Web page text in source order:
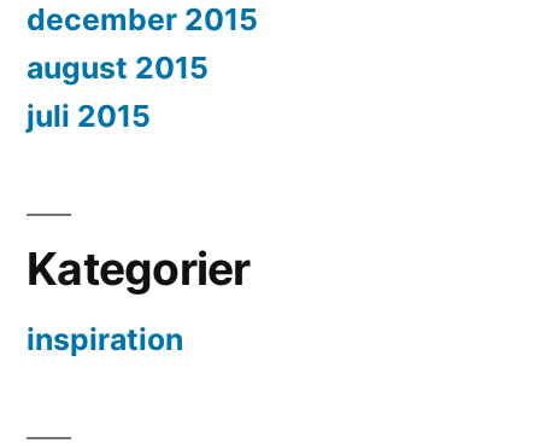
december 2015
august 2015
juli 2015
Kategorier
inspiration